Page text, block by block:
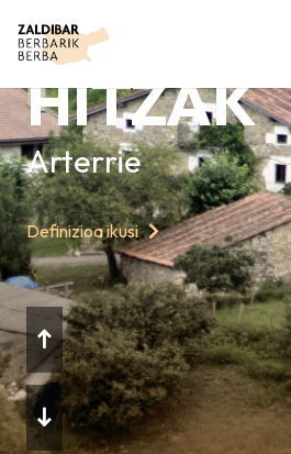
GAURKO
HITZAK
Arterrie
Definizioa ikusi